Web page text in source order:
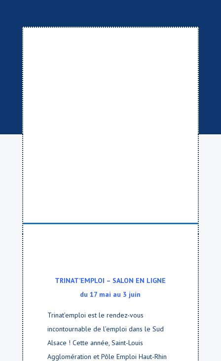
TRINAT’EMPLOI – SALON EN LIGNE
du 17 mai au 3 juin
Trinat’emploi est le rendez-vous
incontournable de l’emploi dans le Sud
Alsace ! Cette année, Saint-Louis
Agglomération et Pôle Emploi Haut-Rhin